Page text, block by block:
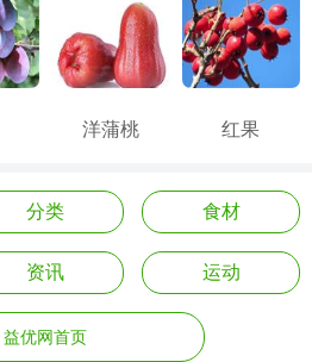
洋蒲桃 红果
分类 食材
资讯 运动
益优网首页